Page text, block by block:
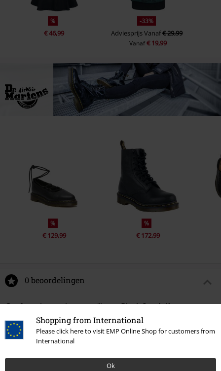
Shopping from International
Please click here to visit EMP Online Shop for customers from
International
Ok
%
€ 46,99
-33%
AdviesprijsVanaf€ 29,99
Vanaf€ 19,99
%
€ 129,99
%
€ 172,99
0 beoordelingen
Geef ons je mening over "Jesy - Black Sendal".
Schrijf een beoordeling